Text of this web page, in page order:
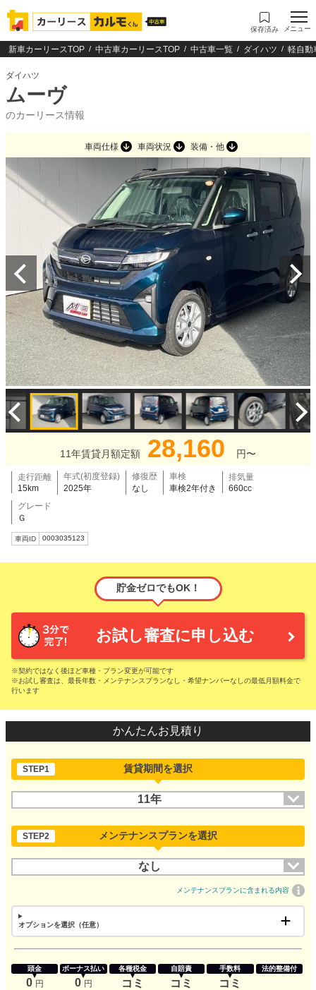
保存済み メニュー
新車カーリースTOP 中古車カーリースTOP 中古車一覧 ダイハツ 軽自動
ダイハツ
ムーヴ
のカーリース情報
車両仕様 車両状況 装備・他
11年賃貸月額定額 28,160 円〜
走行距離
15km
年式(初度登録)
2025年
修復歴
なし
車検
車検2年付き
排気量
660cc
グレード
Ｇ
車両ID 0003035123
貯金ゼロでもOK！
お試し審査に申し込む
※契約ではなく後ほど車種・プラン変更が可能です
※お試し審査は、最長年数・メンテナンスプランなし・希望ナンバーなしの最低月額料金で
行います
かんたんお見積り
STEP1 賃貸期間を選択
11年
STEP2 メンテナンスプランを選択
なし
メンテナンスプランに含まれる内容
オプションを選択（任意）
頭金
0 円
ボーナス払い
0 円
各種税金
コミ
自賠責
コミ
手数料
コミ
法的整備付